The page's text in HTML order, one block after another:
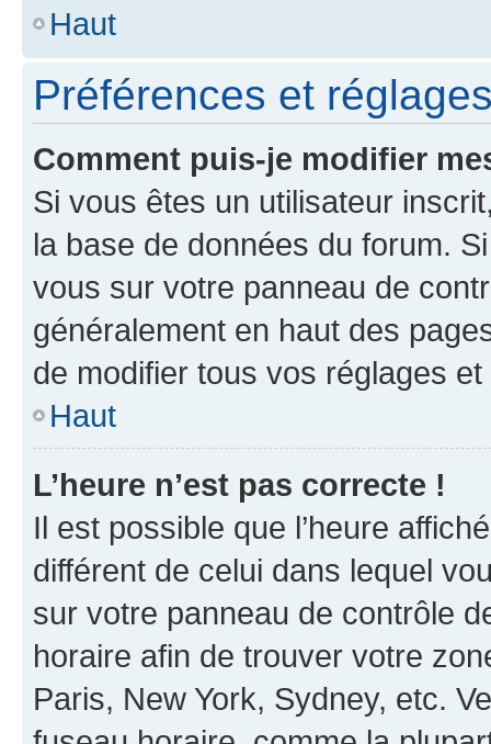
Haut
Préférences et
Comment puis-je modifier
Si vous êtes un utilisateur
la base de données du forum.
vous sur votre panneau de
généralement en haut des
de modifier tous vos réglages
Haut
L’heure n’est pas correcte !
Il est possible que l’heure
différent de celui dans lequel
sur votre panneau de contrôle
horaire afin de trouver votre
Paris, New York, Sydney, etc.